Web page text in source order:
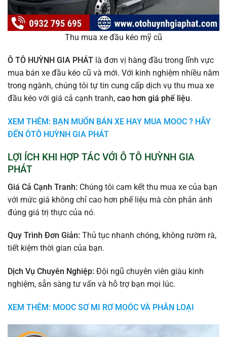
Thu mua xe đầu kéo mỹ cũ
Ô TÔ HUỲNH GIA PHÁT là đơn vị hàng đầu trong lĩnh vực
mua bán xe đầu kéo cũ và mới. Với kinh nghiệm nhiều năm
trong ngành, chúng tôi tự tin cung cấp dịch vụ thu mua xe
đầu kéo với giá cả cạnh tranh, cao hơn giá phế liệu.
XEM THÊM: BẠN MUỐN BÁN XE HAY MUA MOOC ? HÃY
ĐẾN ÔTÔ HUỲNH GIA PHÁT
LỢI ÍCH KHI HỢP TÁC VỚI Ô TÔ HUỲNH GIA
PHÁT
Giá Cả Cạnh Tranh: Chúng tôi cam kết thu mua xe của bạn
với mức giá không chỉ cao hơn phế liệu mà còn phản ánh
đúng giá trị thực của nó.
Quy Trình Đơn Giản: Thủ tục nhanh chóng, không rườm rà,
tiết kiệm thời gian của bạn.
Dịch Vụ Chuyên Nghiệp: Đội ngũ chuyên viên giàu kinh
nghiệm, sẵn sàng tư vấn và hỗ trợ bạn mọi lúc.
XEM THÊM: MOOC SƠ MI RƠ MOÓC VÀ PHÂN LOẠI